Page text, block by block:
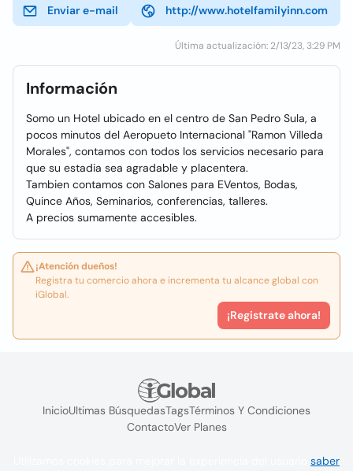
Enviar e-mail http://www.hotelfamilyinn.com
Última actualización: 2/13/23, 3:29 PM
Información
Somo un Hotel ubicado en el centro de San Pedro Sula, a
pocos minutos del Aeropueto Internacional "Ramon Villeda
Morales", contamos con todos los servicios necesario para
que su estadia sea agradable y placentera.
Tambien contamos con Salones para EVentos, Bodas,
Quince Años, Seminarios, conferencias, talleres.
A precios sumamente accesibles.
¡Atención dueños!
Registra tu comercio ahora e incrementa tu alcance global con
iGlobal.
¡Registrate ahora!
InicioUltimas BúsquedasTagsTérminos Y Condiciones
ContactoVer Planes
saber